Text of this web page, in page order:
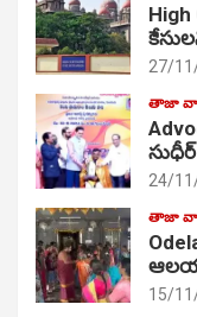
27/
తాజా
24/
తాజా
15/